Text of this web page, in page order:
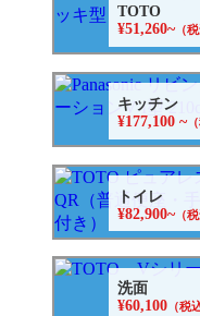
TOTO
¥51,260~（税
キッチン
¥177,100 ~（
トイレ
¥82,900~（税
洗面
¥60,100 （税